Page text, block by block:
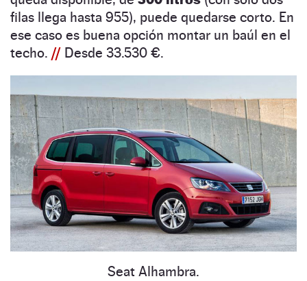
filas llega hasta 955), puede quedarse corto. En
ese caso es buena opción montar un baúl en el
techo. // Desde 33.530 €.
Seat Alhambra.